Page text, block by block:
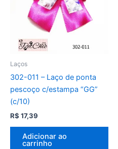
Laços
302-011 – Laço de ponta
pescoço c/estampa “GG”
(c/10)
R$ 17,39
Adicionar ao
carrinho